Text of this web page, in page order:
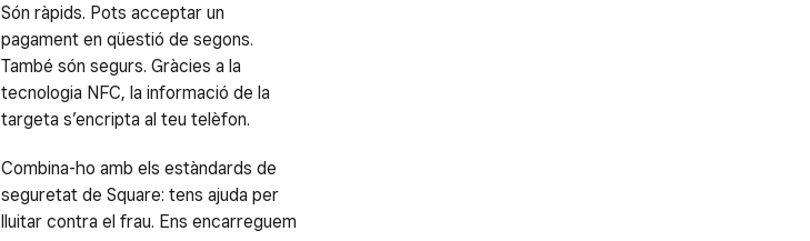
Són ràpids. Pots acceptar un
pagament en qüestió de segons.
També són segurs. Gràcies a la
tecnologia NFC, la informació de la
targeta s’encripta al teu telèfon.
Combina-ho amb els estàndards de
seguretat de Square: tens ajuda per
lluitar contra el frau. Ens encarreguem